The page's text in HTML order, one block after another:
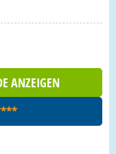
ANZEIGEN